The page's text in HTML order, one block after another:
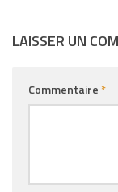
LAISSER UN
Commentaire *